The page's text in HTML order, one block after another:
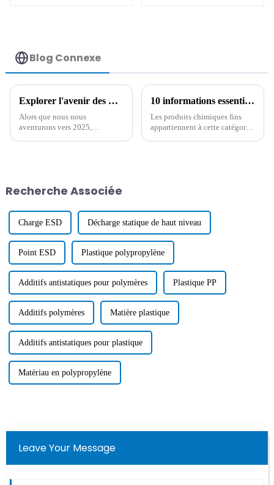
Blog Connexe
Explorer l'avenir des meilleurs composés ESD dans les technologies antistatiques à faible humidité et leurs alternatives pour 2025
Alors que nous nous
aventurons vers 2025,
10 informations essentielles sur le mélange maître HDT que tout acheteur international devrait connaître
Les produits chimiques fins
appartiennent à cette catégorie
Recherche Associée
Charge ESD Décharge statique de haut niveau
Point ESD Plastique polypropylène
Additifs antistatiques pour polymères Plastique PP
Additifs polymères Matière plastique
Additifs antistatiques pour plastique
Matériau en polypropylène
Leave Your Message